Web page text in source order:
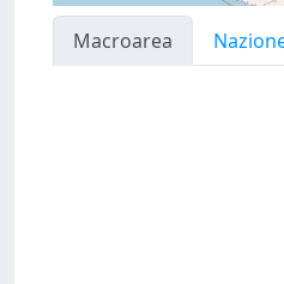
Macroarea